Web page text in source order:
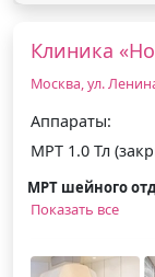
Клиника
Москва, ул.
Аппараты:
МРТ 1.0 Тл
МРТ шейного
Показать все